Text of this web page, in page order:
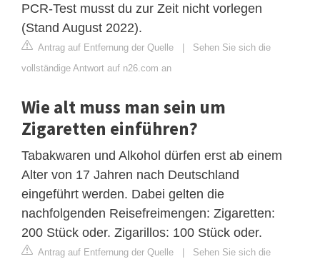
PCR-Test musst du zur Zeit nicht vorlegen
(Stand August 2022).
Antrag auf Entfernung der Quelle | Sehen Sie sich die
vollständige Antwort auf n26.com an
Wie alt muss man sein um
Zigaretten einführen?
Tabakwaren und Alkohol dürfen erst ab einem
Alter von 17 Jahren nach Deutschland
eingeführt werden. Dabei gelten die
nachfolgenden Reisefreimengen: Zigaretten:
200 Stück oder. Zigarillos: 100 Stück oder.
Antrag auf Entfernung der Quelle | Sehen Sie sich die